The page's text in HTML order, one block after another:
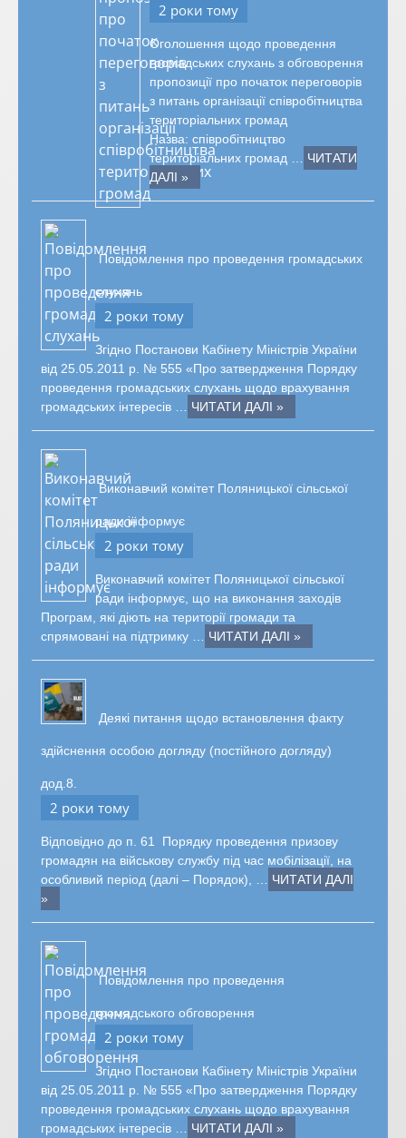
2 роки тому
Оголошення щодо проведення
громадських слухань з обговорення
пропозиції про початок переговорів
з питань організації співробітництва
територіальних громад
Назва: співробітництво
територіальних громад … ЧИТАТИ
ДАЛІ »
Повідомлення про проведення громадських
слухань
2 роки тому
Згідно Постанови Кабінету Міністрів України
від 25.05.2011 р. № 555 «Про затвердження Порядку
проведення громадських слухань щодо врахування
громадських інтересів … ЧИТАТИ ДАЛІ »
Виконавчий комітет Поляницької сільської
ради інформує
2 роки тому
Виконавчий комітет Поляницької сільської
ради інформує, що на виконання заходів
Програм, які діють на території громади та
спрямовані на підтримку … ЧИТАТИ ДАЛІ »
Деякі питання щодо встановлення факту
здійснення особою догляду (постійного догляду)
дод.8.
2 роки тому
Відповідно до п. 61 Порядку проведення призову
громадян на військову службу під час мобілізації, на
особливий період (далі – Порядок), … ЧИТАТИ ДАЛІ
»
Повідомлення про проведення
громадського обговорення
2 роки тому
Згідно Постанови Кабінету Міністрів України
від 25.05.2011 р. № 555 «Про затвердження Порядку
проведення громадських слухань щодо врахування
громадських інтересів … ЧИТАТИ ДАЛІ »